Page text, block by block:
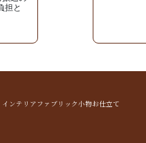
担と
テリアファブリック小物お仕立て